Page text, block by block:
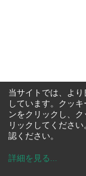
当サイトでは、よ
しています。クッ
ンをクリックし、
リックしてくださ
認ください。
詳細を見る ...